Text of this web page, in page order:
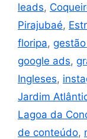
leads,
Pirajubaé,
floripa,
google ads,
Ingleses,
Jardim
Lagoa da
de conteúdo,